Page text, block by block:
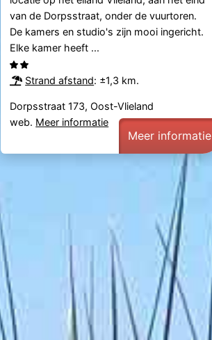
van de Dorpsstraat, onder de vuurtoren.
De kamers en studio's zijn mooi ingericht.
Elke kamer heeft ...
Strand afstand: ±1,3 km.
Dorpsstraat 173, Oost-Vlieland
web. Meer informatie
Meer informatie